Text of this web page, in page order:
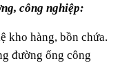
công nghiệp:
kho hàng, bồn chứa.
đường ống công